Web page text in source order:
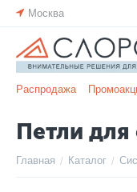
Москва
Распродажа
Петли
Главная / Каталог /